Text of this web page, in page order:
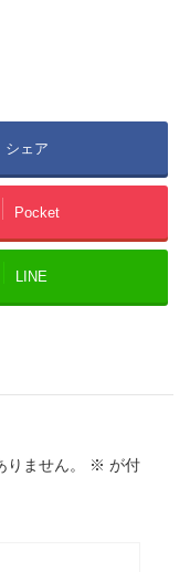
シェア
Pocket
LINE
ません。 ※ が付